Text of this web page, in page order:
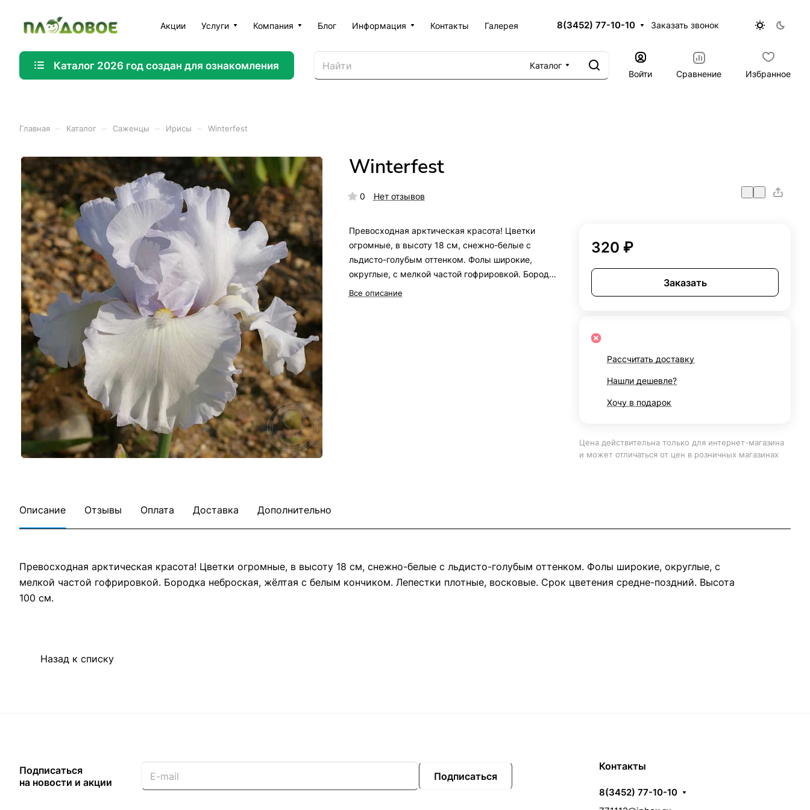
Акции Услуги Компания Блог Информация Контакты Галерея 8(3452) 77-10-10 Заказать звонок
Каталог 2026 год создан для ознакомления
Каталог
Войти
Сравнение Избранное
Главная Каталог Саженцы Ирисы Winterfest
Winterfest
0 Нет отзывов
Превосходная арктическая красота! Цветки
огромные, в высоту 18 см, снежно-белые с
льдисто-голубым оттенком. Фолы широкие,
округлые, с мелкой частой гофрировкой. Бородка
неброская, жёлтая с белым кончиком. Лепестки
Все описание
320 ₽
Заказать
Рассчитать доставку
Нашли дешевле?
Хочу в подарок
Цена действительна только для интернет-магазина
и может отличаться от цен в розничных магазинах
Описание Отзывы Оплата Доставка Дополнительно
Превосходная арктическая красота! Цветки огромные, в высоту 18 см, снежно-белые с льдисто-голубым оттенком. Фолы широкие, округлые, с
мелкой частой гофрировкой. Бородка неброская, жёлтая с белым кончиком. Лепестки плотные, восковые. Срок цветения средне-поздний. Высота
100 см.
Назад к списку
Подписаться
на новости и акции
Подписаться
Контакты
8(3452) 77-10-10